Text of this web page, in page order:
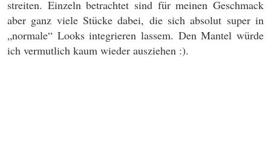
streiten. Einzeln betrachtet sind für meinen Geschmack
aber ganz viele Stücke dabei, die sich absolut super in
„normale“ Looks integrieren lassem. Den Mantel würde
ich vermutlich kaum wieder ausziehen :).